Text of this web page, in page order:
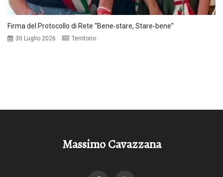
Firma del Protocollo di Rete “Bene‑stare, Stare‑bene”
30 Luglio 2026 Territorio
Massimo Cavazzana